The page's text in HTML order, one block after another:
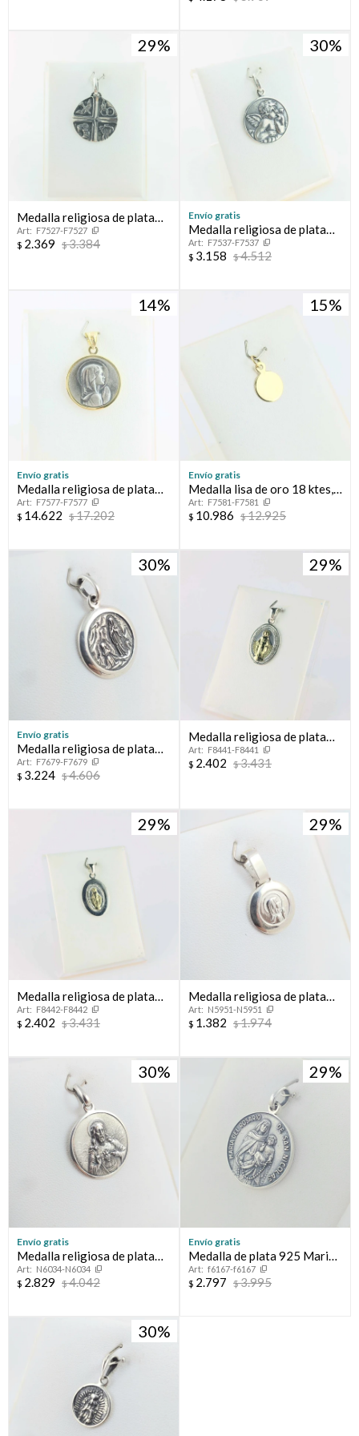
29
Medalla religiosa de plata
925. Modelo, CUATRO
SACRAMENTOS.
F7527-F7527
$ 2.369 $3.384
30
Envío gratis
Medalla religiosa de plata
925, ANGEL SAN RAFAEL.
F7537-F7537
$ 3.158 $4.512
14
Envío gratis
Medalla religiosa de plata
925 y oro 18 ktes, Virgen
Niña.
F7577-F7577
$ 14.622 $17.202
15
Envío gratis
Medalla lisa de oro 18 ktes,
10 mm.F7581-F7581
$ 10.986 $12.925
30
Envío gratis
Medalla religiosa de plata
925, Virgen de Lourdes ,
diámetro 23mm.
F7679-F7679
$ 3.224 $4.606
29
Medalla religiosa de plata
925 y double en oro 18 ktes.
F8441-F8441
$ 2.402 $3.431
29
Medalla religiosa de plata
925 con double en oro
18Ktes.
F8442-F8442
$ 2.402 $3.431
29
Medalla religiosa de plata
925, Virgen Niña con manto,
diámetro 16mm.
N5951-N5951
$ 1.382 $1.974
30
Envío gratis
Medalla religiosa de plata
925, Sagrado Corazón de
Jesús, diámetro 23mm.
N6034-N6034
$ 2.829 $4.042
29
Envío gratis
Medalla de plata 925 Maria
del Rosario de San Nicolas.
f6167-f6167
$ 2.797 $3.995
30